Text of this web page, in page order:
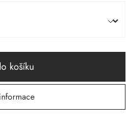
košíku